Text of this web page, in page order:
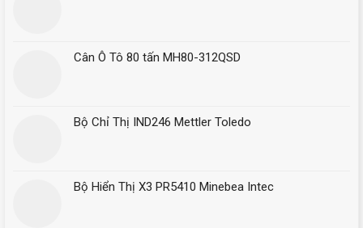
Cân Ô Tô 80 tấn MH80-312QSD
Bộ Chỉ Thị IND246 Mettler Toledo
Bộ Hiển Thị X3 PR5410 Minebea Intec